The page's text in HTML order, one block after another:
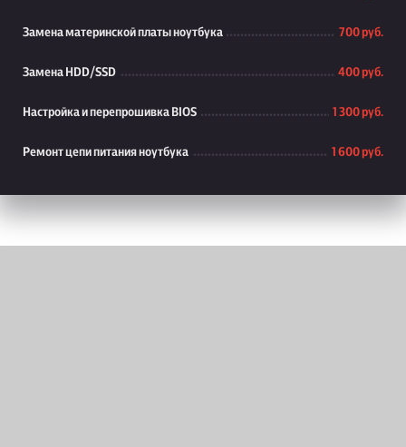
Замена материнской платы ноутбука 700 руб.
Замена HDD/SSD 400 руб.
Настройка и перепрошивка BIOS 1 300 руб.
Ремонт цепи питания ноутбука 1 600 руб.